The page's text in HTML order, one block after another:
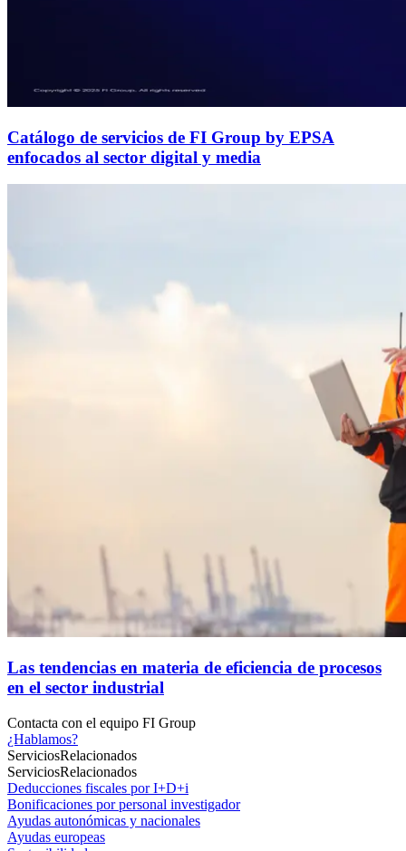
Catálogo de servicios de FI Group by EPSA
enfocados al sector digital y media
Las tendencias en materia de eficiencia de procesos
en el sector industrial
Contacta con el equipo FI Group
¿Hablamos?
ServiciosRelacionados
ServiciosRelacionados
Deducciones fiscales por I+D+i
Bonificaciones por personal investigador
Ayudas autonómicas y nacionales
Ayudas europeas